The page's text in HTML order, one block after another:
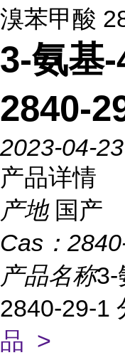
溴苯甲酸
3-氨基
2840-
2023-04-23
产品详情
产地 国产
Cas：
产品名称3-
2840-29-1
品 >